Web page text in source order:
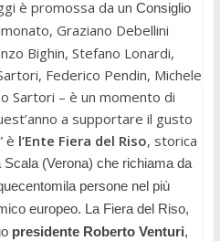
è promossa da un Consiglio
Graziano Debellini
Bighin, Stefano Lonardi,
Federico Pendin, Michele
Sartori – è un momento di
a supportare il gusto
è l’Ente Fiera del Riso, storica
Scala (Verona) che richiama da
persone nel più
europeo. La Fiera del Riso,
presidente Roberto Venturi,